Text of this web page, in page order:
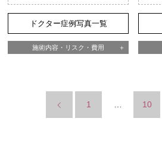
ドクター症例写真一覧
施術内容・リスク・費用
1 10